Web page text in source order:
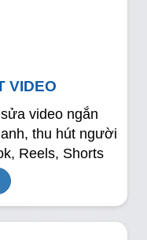
VIDEO
video ngắn
thu hút người
Reels, Shorts